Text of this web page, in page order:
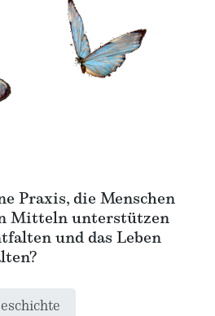
Praxis, die Menschen
Mitteln unterstützen
und das Leben